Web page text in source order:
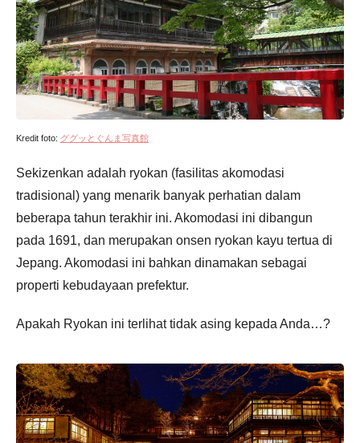
Kredit foto: ググッとぐんま写真館
Sekizenkan adalah ryokan (fasilitas akomodasi
tradisional) yang menarik banyak perhatian dalam
beberapa tahun terakhir ini. Akomodasi ini dibangun
pada 1691, dan merupakan onsen ryokan kayu tertua di
Jepang. Akomodasi ini bahkan dinamakan sebagai
properti kebudayaan prefektur.
Apakah Ryokan ini terlihat tidak asing kepada Anda…?